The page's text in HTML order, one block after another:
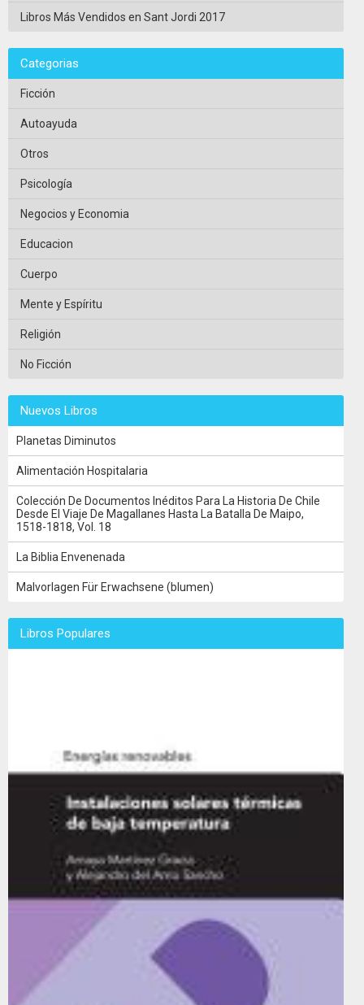
Libros Más Vendidos en Sant Jordi 2017
Categorias
Ficción
Autoayuda
Otros
Psicología
Negocios y Economia
Educacion
Cuerpo
Mente y Espíritu
Religión
No Ficción
Nuevos Libros
Planetas Diminutos
Alimentación Hospitalaria
Colección De Documentos Inéditos Para La Historia De Chile
Desde El Viaje De Magallanes Hasta La Batalla De Maipo,
1518-1818, Vol. 18
La Biblia Envenenada
Malvorlagen Für Erwachsene (blumen)
Libros Populares